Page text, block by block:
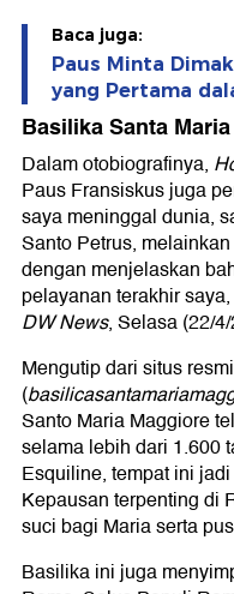
Baca juga:
Paus Minta
yang Pertama
Basilika Santa
Dalam otobiografinya,
Paus Fransiskus juga
saya meninggal dunia,
Santo Petrus,
dengan menjelaskan
pelayanan terakhir
DW News, Selasa (22/
Mengutip dari situs
(
Santo Maria Maggiore
selama lebih dari 1.600
Esquiline, tempat ini
Kepausan terpenting di
suci bagi Maria serta
Basilika ini juga